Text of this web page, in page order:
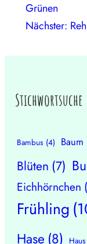
Grünen
Nächster:
Stichwortsuche
Bambus (4) Baum
Blüten (7)
Eichhörnchen
Frühling
Hase (8) Haus